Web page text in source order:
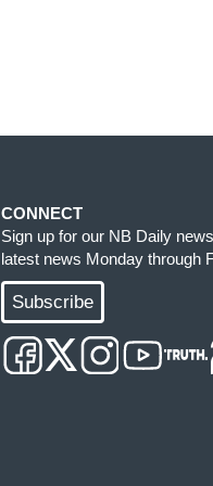
CONNECT
Sign up for our NB Daily
latest news Monday through
Subscribe